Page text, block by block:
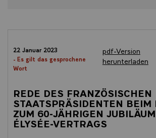
22 Januar 2023
- Es gilt das gesprochene
Wort
pdf-Version
herunterladen
REDE DES FRANZÖSISCHEN
STAATSPRÄSIDENTEN BEIM
ZUM 60-JÄHRIGEN
ÉLYSÉE-VERTRAGS